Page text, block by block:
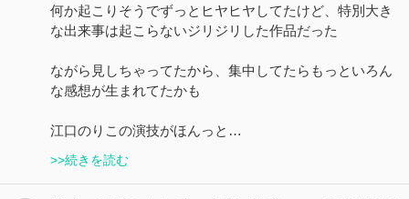
何か起こりそうでずっとヒヤヒヤしてたけど、特別大き
な出来事は起こらないジリジリした作品だった
ながら見しちゃってたから、集中してたらもっといろん
な感想が生まれてたかも
江口のりこの演技がほんっと…
>>続きを読む